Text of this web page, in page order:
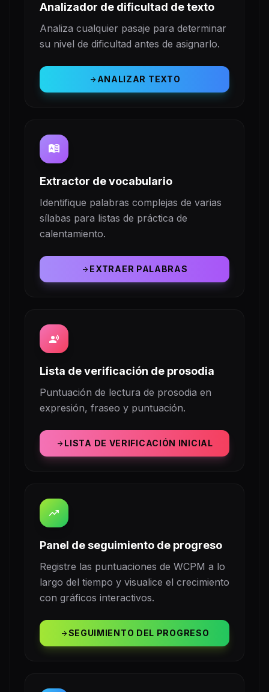
Analizador de dificultad de texto
Analiza cualquier pasaje para determinar
su nivel de dificultad antes de asignarlo.
arrow_forwardANALIZAR TEXTO
dictionary
Extractor de vocabulario
Identifique palabras complejas de varias
sílabas para listas de práctica de
calentamiento.
arrow_forwardEXTRAER PALABRAS
record_voice_over
Lista de verificación de prosodia
Puntuación de lectura de prosodia en
expresión, fraseo y puntuación.
arrow_forwardLISTA DE VERIFICACIÓN INICIAL
trending_up
Panel de seguimiento de progreso
Registre las puntuaciones de WCPM a lo
largo del tiempo y visualice el crecimiento
con gráficos interactivos.
arrow_forwardSEGUIMIENTO DEL PROGRESO